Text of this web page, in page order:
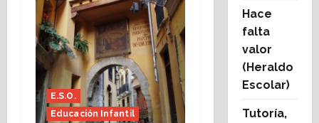
E.S.O.
Educación Infantil
Hace
falta
valor
(Heraldo
Escolar)
Tutoría,